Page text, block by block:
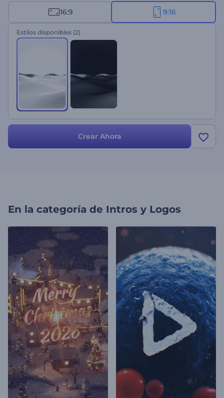
fondo. Ideal para marcas tecnológicas, agencias innovadoras,
tráileres impactantes y otras introducciones cinematográficas.
¡Créalo ahora y destaca!
16:9 9:16
Estilos disponibles (2)
Crear Ahora
En la categoría de Intros y Logos